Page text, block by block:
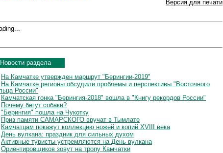
Версия для печати
Новости раздела
На Камчатке утвержден маршрут "Берингии-2019"
На Камчатке регионы обсудили проблемы и перспективы "Восточного
России"
Камчатская гонка "Берингия-2018" вошла в "Книгу рекордов России"
Почему бегут собаки?
"Берингия" пошла на Чукотку
Приз памяти САМАРСКОГО вручат в Тымлате
Камчатцам покажут коллекцию ножей и копий XVIII века
День вулкана: праздник для сильных духом
Активные туристы устремляются на День вулкана
Ориентировщиков зовут на тропу Камчатки